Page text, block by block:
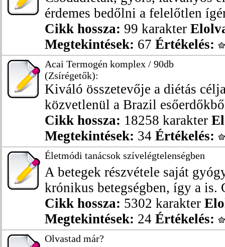
érdemes bedőlni a felelőtlen
Cikk hossza: 99 karakter
Megtekintések: 67 Értékelés:
Acai Termogén komplex / 90db
(Zsírégetők):
Kiváló összetevője a diétás
közvetlenül a Brazil
Cikk hossza: 18258 karakter
Megtekintések: 34 Értékelés:
Életmódi tanácsok szívelégtelenségben
A betegek részvétele saját
krónikus betegségben, így a is.
Cikk hossza: 5302 karakter
Megtekintések: 24 Értékelés:
Olvastad már?